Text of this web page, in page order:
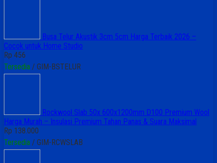
Busa Telur Akustik 3cm 5cm Harga Terbaik 2026 –
Cocok untuk Home Studio
Rp 456
Tersedia / GIM-BSTELUR
Rockwool Slab 50x 600x1200mm D100 Premium Wool
Harga Murah – Insulasi Premium Tahan Panas & Suara Maksimal
Rp 138.000
Tersedia / GIM-RCWSLAB